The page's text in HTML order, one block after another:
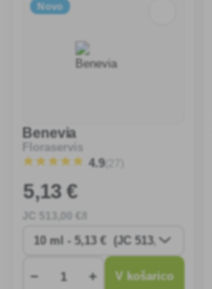
Novo
Benevia
Floraservis
4.9(27)
5,13 €
− + V košarico